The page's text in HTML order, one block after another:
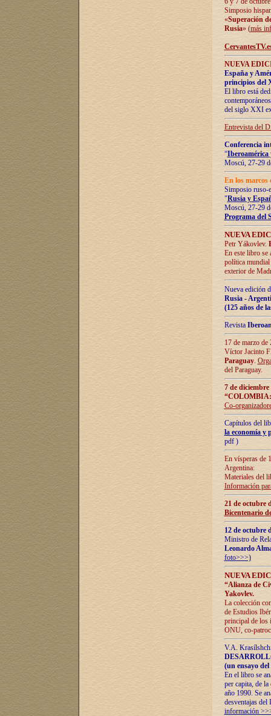
Simposio
«Superación
Rusia» (más
NUEVA
España y
principios del
El libro está
del siglo XXI
Entrevista del
Conferencia
“Iberoamérica
Moscú, 27-29
En los marcos
Simposio ruso-
"Rusia y
Moscú, 27-29
Programa del
NUEVA
Petr Yákovlev.
En este libro se
política mundial
exterior de
Nueva edición
Rusia -
(125 años de
Revista
17 de marzo
Víctor Jacinto
Paraguay.
del Paraguay.
7 de
Co-
Capítulos del
la economía y
pdf )
En vísperas de
Argentina:
Materiales del
Información
21 de octubre
Bicentenario
12 de octubre
Ministro de
Leonardo
foto>>>)
NUEVA
“Alianza de
Yakovlev.
La colección
de Estudios
principal de los
ONU, co-
V.A.
(un ensayo
En el libro se
per capita, de
año 1990. Se
desventajas
información